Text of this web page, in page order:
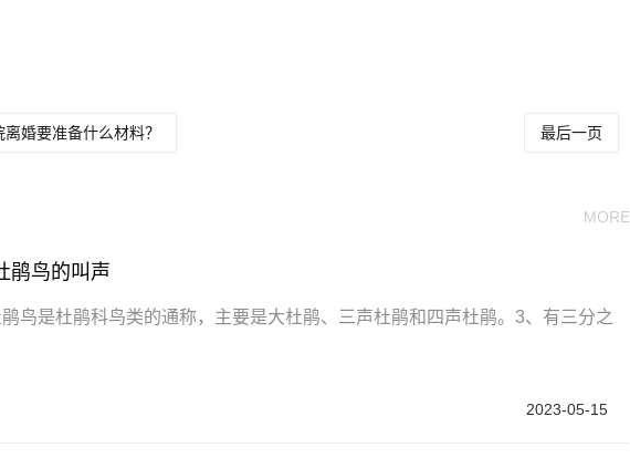
婚要准备什么材料？ 最后一页
MORE
鹃鸟的叫声
鹃鸟是杜鹃科鸟类的通称，主要是大杜鹃、三声杜鹃和四声杜鹃。3、有三分之
2023-05-15